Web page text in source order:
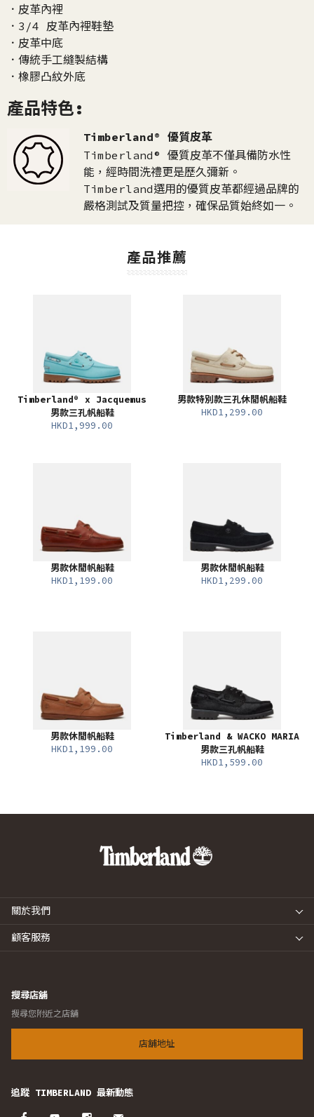
．皮革內裡
．3/4 皮革內裡鞋墊
．皮革中底
．傳統手工縫製結構
．橡膠凸紋外底
產品特色:
Timberland® 優質皮革
Timberland® 優質皮革不僅具備防水性
能，經時間洗禮更是歷久彌新。
Timberland選用的優質皮革都經過品牌的
嚴格測試及質量把控，確保品質始終如一。​
產品推薦
Timberland® x Jacquemus
男款三孔帆船鞋
HKD1,999.00
男款特別款三孔休閒帆船鞋
HKD1,299.00
男款休閒帆船鞋
HKD1,199.00
男款休閒帆船鞋
HKD1,299.00
男款休閒帆船鞋
HKD1,199.00
Timberland & WACKO MARIA
男款三孔帆船鞋
HKD1,599.00
關於我們
顧客服務
搜尋店舖
搜尋您附近之店舖
店舖地址
追蹤 TIMBERLAND 最新動態